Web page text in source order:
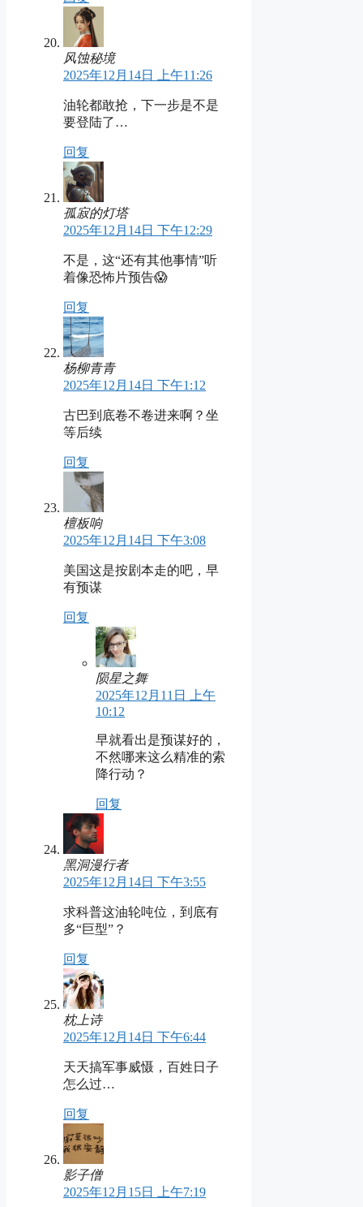
风蚀秘境
2025年12月14日 上午11:26
油轮都敢抢，下一步是不是
要登陆了…
回复
孤寂的灯塔
2025年12月14日 下午12:29
不是，这“还有其他事情”听
着像恐怖片预告😱
回复
杨柳青青
2025年12月14日 下午1:12
古巴到底卷不卷进来啊？坐
等后续
回复
檀板响
2025年12月14日 下午3:08
美国这是按剧本走的吧，早
有预谋
回复
陨星之舞
2025年12月11日 上午
10:12
早就看出是预谋好的，
不然哪来这么精准的索
降行动？
回复
黑洞漫行者
2025年12月14日 下午3:55
求科普这油轮吨位，到底有
多“巨型”？
回复
枕上诗
2025年12月14日 下午6:44
天天搞军事威慑，百姓日子
怎么过…
回复
影子僧
2025年12月15日 上午7:19